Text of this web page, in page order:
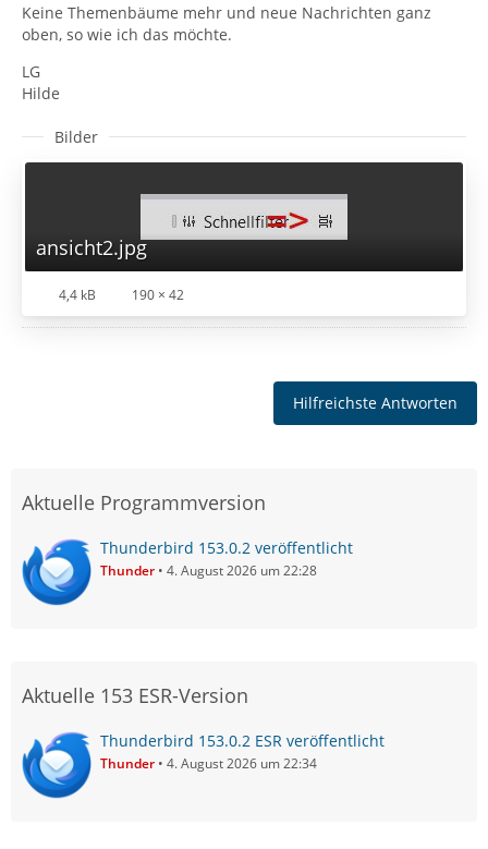
Keine Themenbäume mehr und neue Nachrichten ganz
oben, so wie ich das möchte.
LG
Hilde
Bilder
ansicht2.jpg
4,4 kB 190 × 42
Hilfreichste Antworten
Aktuelle Programmversion
Thunderbird 153.0.2 veröffentlicht
Thunder 4. August 2026 um 22:28
Aktuelle 153 ESR-Version
Thunderbird 153.0.2 ESR veröffentlicht
Thunder 4. August 2026 um 22:34